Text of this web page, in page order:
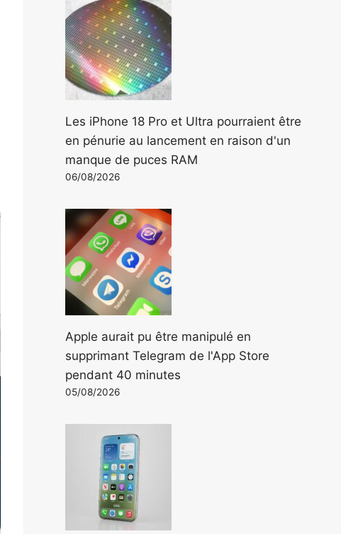
Les iPhone 18 Pro et Ultra pourraient être
en pénurie au lancement en raison d'un
manque de puces RAM
06/08/2026
Apple aurait pu être manipulé en
supprimant Telegram de l'App Store
pendant 40 minutes
05/08/2026